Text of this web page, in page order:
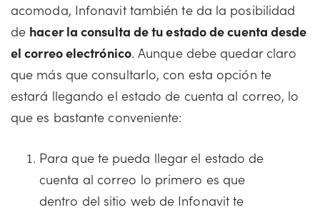
acomoda, Infonavit también te da la posibilidad
de hacer la consulta de tu estado de cuenta desde
el correo electrónico. Aunque debe quedar claro
que más que consultarlo, con esta opción te
estará llegando el estado de cuenta al correo, lo
que es bastante conveniente:
Para que te pueda llegar el estado de
cuenta al correo lo primero es que
dentro del sitio web de Infonavit te